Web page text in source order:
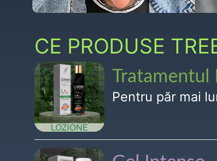
CE PRODUSE
Tratamentul
Pentru păr mai